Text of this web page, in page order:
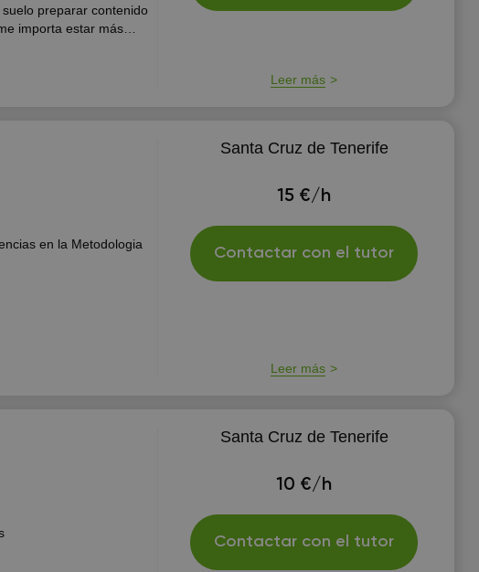
preparar contenido
importa estar más
bien. Soy una
además me
Leer más
en la Metodologia
Santa Cruz de Tenerife
15 €/h
Contactar con el tutor
Leer más
Santa Cruz de Tenerife
10 €/h
Contactar con el tutor